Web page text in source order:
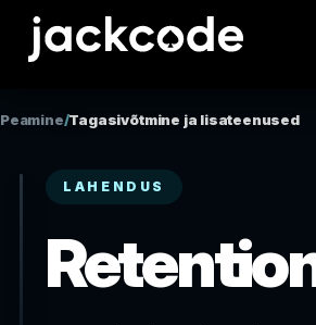
Peamine/Tagasivõtmine ja lisateenused
LAHENDUS